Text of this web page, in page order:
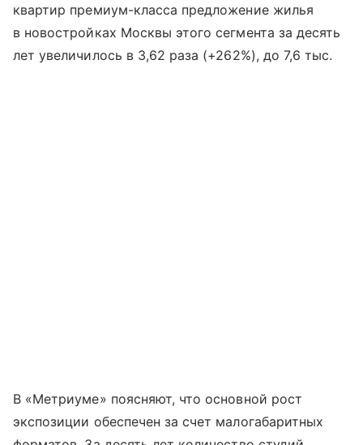
квартир премиум-класса предложение жилья
в новостройках Москвы этого сегмента за десять
лет увеличилось в 3,62 раза (+262%), до 7,6 тыс.
В «Метриуме» поясняют, что основной рост
экспозиции обеспечен за счет малогабаритных